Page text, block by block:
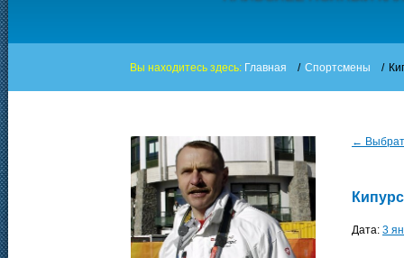
Вы находитесь здесь: Главная / Спортсмены /
←
Дата: 3